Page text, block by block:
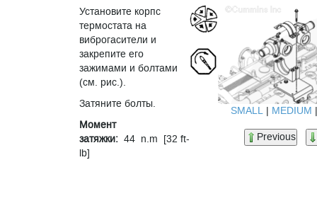
Установите корпс
термостата на
виброгасители и
закрепите его
зажимами и болтами
(см. рис.).
Затяните болты.
Момент
затяжки: 44 n.m [32 ft-
lb]
SMALL | MEDIUM
Previous